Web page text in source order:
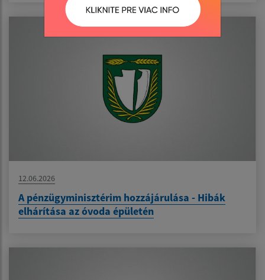
12.06.2026
A pénzügyminisztérim hozzájárulása - Hibák
elhárítása az óvoda épületén